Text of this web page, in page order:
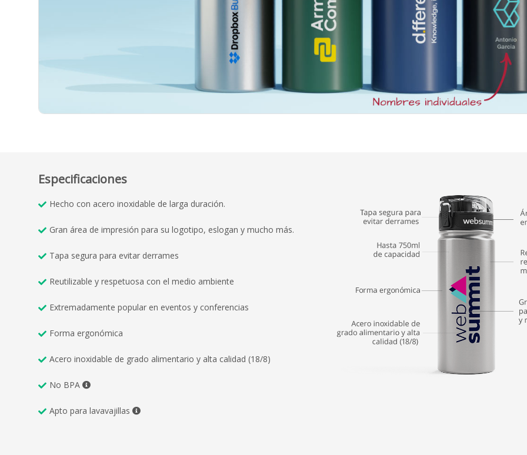
Especificaciones
Hecho con acero inoxidable de larga duración.
Gran área de impresión para su logotipo, eslogan y mucho más.
Tapa segura para evitar derrames
Reutilizable y respetuosa con el medio ambiente
Extremadamente popular en eventos y conferencias
Forma ergonómica
Acero inoxidable de grado alimentario y alta calidad (18/8)
No BPA
Apto para lavavajillas